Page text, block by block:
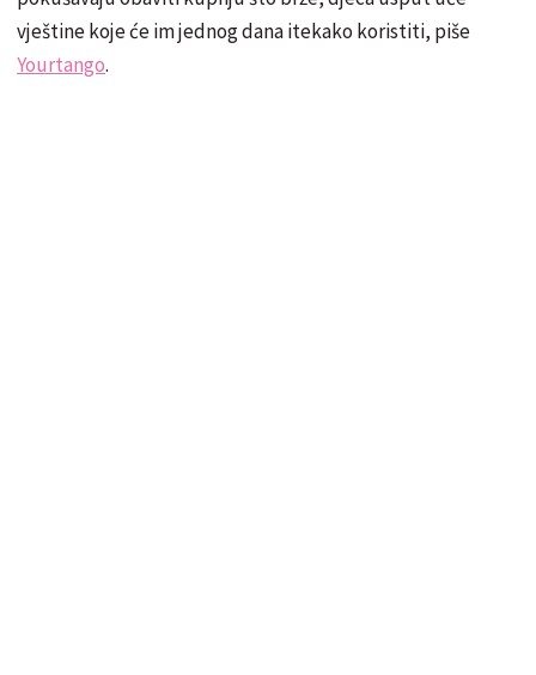
vještine koje će im jednog dana itekako koristiti, piše
Yourtango.